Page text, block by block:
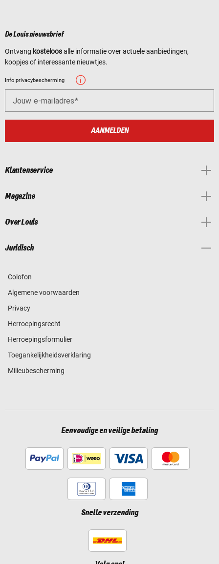
De Louis nieuwsbrief
Ontvang kosteloosalle informatie over actuele aanbiedingen,
koopjes of interessante nieuwtjes.
Info privacybescherming
Jouw e-mailadres
AANMELDEN
Klantenservice
Magazine
Over Louis
Juridisch
Colofon
Algemene voorwaarden
Privacy
Herroepingsrecht
Herroepingsformulier
Toegankelijkheidsverklaring
Milieubescherming
Eenvoudige en veilige betaling
Snelle verzending